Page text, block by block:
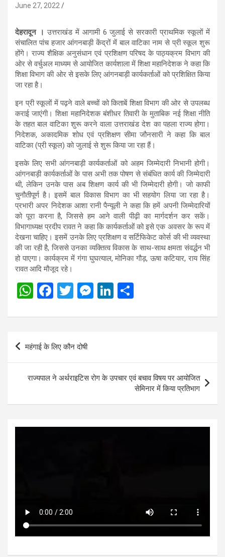
June 27, 2022
देहरादून । उत्तराखंड में आगामी 6 जुलाई से सरकारी प्राथमिक स्कूलों में
संचालित पांच हजार आंगनबाड़ी केंद्रों में बाल वाटिका नाम से प्री स्कूल शुरू
होंगे। राज्य शैक्षिक अनुसंधान एवं प्रशिक्षण परिषद के पाठ्यक्रम विभाग की
ओर से वर्चुअल माध्यम से आयोजित कार्यशाला में शिक्षा महानिदेशक ने कहा कि
शिक्षा विभाग की ओर से इसके लिए आंगनबाड़ी कार्यकर्ताओं को प्रशिक्षित किया
जा रहा है।
इन प्री स्कूलों में पढ़ने वाले बच्चों को किताबें शिक्षा विभाग की ओर से उपलब्ध
कराई जाएंगी। शिक्षा महानिदेशक बंशीधर तिवारी के मुताबिक नई शिक्षा नीति
के तहत बाल वाटिका शुरू करने वाला उत्तराखंड देश का पहला राज्य होगा।
निदेशक, अकादमिक शोध एवं प्रशिक्षण सीमा जौनसारी ने कहा कि बाल
वाटिका (प्री स्कूल) को जुलाई से शुरू किया जा रहा हैं।
इसके लिए सभी आंगनबाड़ी कार्यकर्ताओं को अहम जिम्मेदारी निभानी होगी।
आंगनबाड़ी कार्यकर्ताओं के पास अभी तक पोषण से संबंधित कार्य की जिम्मेदारी
थी, लेकिन उनके पास अब शिक्षण कार्य की भी जिम्मेदारी होगी। जो काफी
चुनौतीपूर्ण है। इसमें बाल विकास विभाग का भी सहयोग लिया जा रहा है।
प्रभारी अपर निदेशक आशा रानी पैन्यूली ने कहा कि हमें अपनी जिम्मेदारियों
को पूरा करना है, जिससे हम आने वाली पीढ़ी का मार्गदर्शन कर सकें।
विभागाध्यक्ष प्रदीप रावत ने कहा कि कार्यकर्ताओं को इसे एक अवसर के रूप में
देखना चाहिए। इसमें उनके लिए प्रशिक्षण व सर्टिफिकेट कोर्स की भी व्यवस्था
की जा रही है, जिससे उनका व्यक्तित्व विकास के साथ-साथ क्षमता संवर्द्धन भी
हो पाएगा। कार्यक्रम में गंगा घुघत्याल, मोनिका गौड़, ऊषा कटियार, राय सिंह
रावत आदि मौजूद रहे।
W
at
s
A
p
p
F
ce
b
o
o
k
T
tt
er
M
se
er
Li
ke ar
Post
navigation
महंगाई के लिए कौन दोषी
राज्यपाल ने अर्थराइटिस रोग के उपचार एवं बचाव विषय पर आयोजित
सेमिनार में किया प्रतिभाग